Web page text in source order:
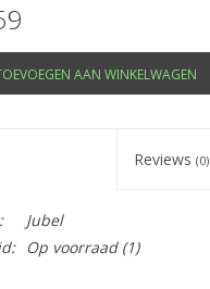
AAN WINKELWAGEN
Reviews (0)
Jubel
Op voorraad(1)